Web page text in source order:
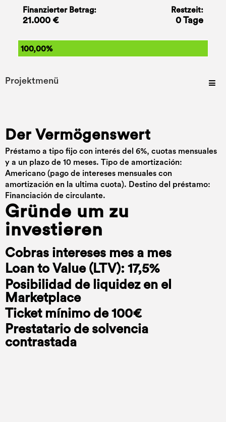
Finanzierter Betrag:
21.000 €
Restzeit:
0 Tage
100,00%
Projektmenü
Der Vermögenswert
Préstamo a tipo fijo con interés del 6%, cuotas mensuales
y a un plazo de 10 meses. Tipo de amortización:
Americano (pago de intereses mensuales con
amortización en la ultima cuota). Destino del préstamo:
Financiación de circulante.
Gründe um zu
investieren
Cobras intereses mes a mes
Loan to Value (LTV): 17,5%
Posibilidad de liquidez en el
Marketplace
Ticket mínimo de 100€
Prestatario de solvencia
contrastada